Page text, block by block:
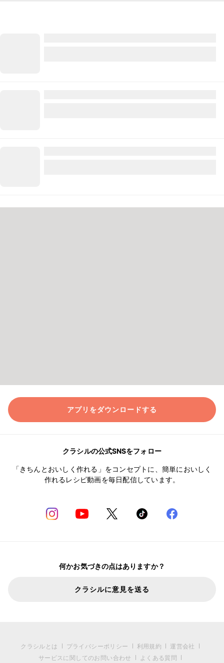
アプリをダウンロードする
クラシルの公式SNSをフォロー
「きちんとおいしく作れる」をコンセプトに、簡単においしく
作れるレシピ動画を毎日配信しています。
何かお気づきの点はありますか？
クラシルに意見を送る
クラシルとは プライバシーポリシー 利用規約
運営会社
サービスに関してのお問い合わせ
よくある質問